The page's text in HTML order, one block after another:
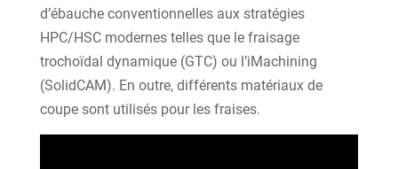
d’ébauche conventionnelles aux stratégies
HPC/HSC modernes telles que le fraisage
trochoïdal dynamique (GTC) ou l’iMachining
(SolidCAM). En outre, différents matériaux de
coupe sont utilisés pour les fraises.